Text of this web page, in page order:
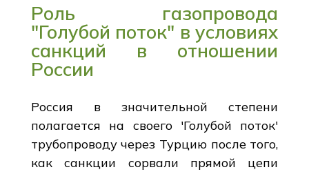
Роль газопровода
"Голубой поток" в условиях
санкций в отношении
России
Россия в значительной степени
полагается на своего 'Голубой поток'
трубопроводу через Турцию после того,
как санкции сорвали прямой цепи